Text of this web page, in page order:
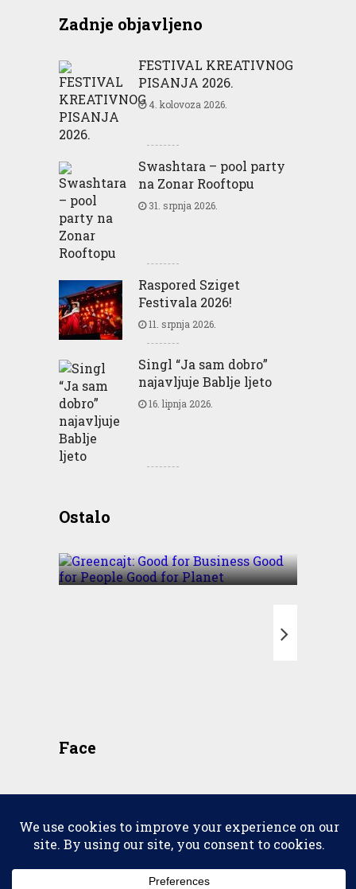
Zadnje objavljeno
FESTIVAL KREATIVNOG
PISANJA 2026.
4. kolovoza 2026.
Swashtara – pool party
na Zonar Rooftopu
31. srpnja 2026.
Raspored Sziget
Festivala 2026!
11. srpnja 2026.
Singl “Ja sam dobro”
najavljuje Bablje ljeto
16. lipnja 2026.
OstaloBusiness Good for People
Face